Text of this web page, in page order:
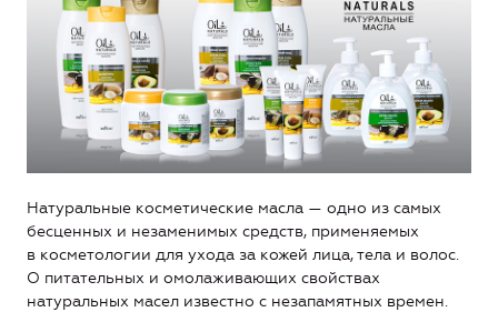
Натуральные косметические масла — одно из самых
бесценных и незаменимых средств, применяемых
в косметологии для ухода за кожей лица, тела и волос.
О питательных и омолаживающих свойствах
натуральных масел известно с незапамятных времен.